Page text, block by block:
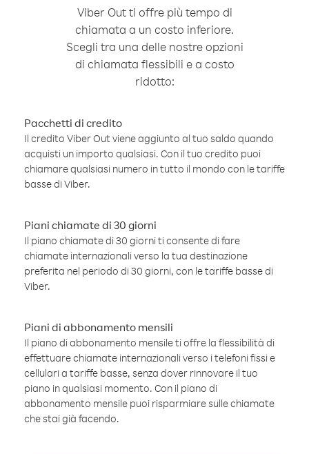
Viber Out ti offre più tempo di
chiamata a un costo inferiore.
Scegli tra una delle nostre opzioni
di chiamata flessibili e a costo
ridotto:
Pacchetti di credito
Il credito Viber Out viene aggiunto al tuo saldo quando
acquisti un importo qualsiasi. Con il tuo credito puoi
chiamare qualsiasi numero in tutto il mondo con le tariffe
basse di Viber.
Piani chiamate di 30 giorni
Il piano chiamate di 30 giorni ti consente di fare
chiamate internazionali verso la tua destinazione
preferita nel periodo di 30 giorni, con le tariffe basse di
Viber.
Piani di abbonamento mensili
Il piano di abbonamento mensile ti offre la flessibilità di
effettuare chiamate internazionali verso i telefoni fissi e
cellulari a tariffe basse, senza dover rinnovare il tuo
piano in qualsiasi momento. Con il piano di
abbonamento mensile puoi risparmiare sulle chiamate
che stai già facendo.